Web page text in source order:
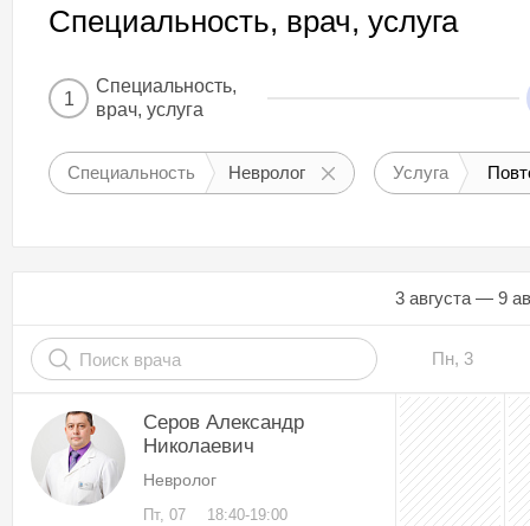
Специальность, врач, услуга
1
Специальность,
врач, услуга
Специальность Невролог Услуга
3 августа — 9
Пн, 3
Серов Александр
Николаевич
Невролог
Пт, 07
18:40-19:00